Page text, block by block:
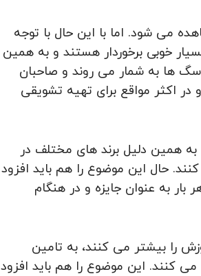
می شود. اما با این حال با توجه
خوبی برخوردار هستند و به همین
ها به شمار می‌ روند و صاحبان
در اکثر مواقع برای تهیه تشویقی
همین دلیل برند های مختلف در
حال این موضوع را هم باید افزود
به عنوان جایزه و در هنگام
را بیشتر می‌ کنند، به تامین
کنند. این موضوع را هم باید افزود